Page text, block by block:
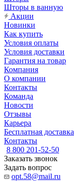
Шторы в ванную
Акции
Новинки
Как купить
Условия оплаты
Условия доставки
Гарантия на товар
Компания
О компании
Контакты
Команда
Новости
Отзывы
Карьера
Бесплатная доставка
Контакты
8 800 201-52-50
Заказать звонок
Задать вопрос
opt.58@mail.ru